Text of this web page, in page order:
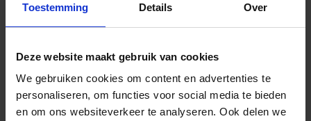
Toestemming Details Over
Deze website maakt gebruik van cookies
We gebruiken cookies om content en advertenties te
personaliseren, om functies voor social media te bieden
en om ons websiteverkeer te analyseren. Ook delen we
BETA Metalen oliekan flexibel 1751N 200
Niet op voorraad, levertijd 1 tot meerdere werkdagen